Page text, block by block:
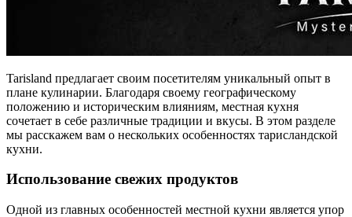
Tarisland предлагает своим посетителям уникальный опыт в
плане кулинарии. Благодаря своему географическому
положению и историческим влияниям, местная кухня
сочетает в себе различные традиции и вкусы. В этом разделе
мы расскажем вам о нескольких особенностях тарисландской
кухни.
Использование свежих продуктов
Одной из главных особенностей местной кухни является упор